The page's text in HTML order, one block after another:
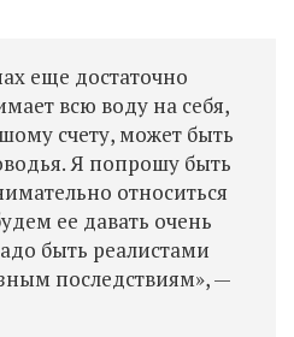
еще достаточно
всю воду на себя,
счету, может быть
Я попрошу быть
относиться
ее давать очень
быть реалистами
последствиям», —